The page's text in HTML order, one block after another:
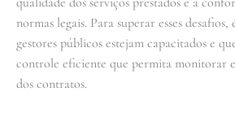
normas legais. Para superar esses
gestores públicos estejam capacitados e
controle eficiente que permita monitorar
dos contratos.